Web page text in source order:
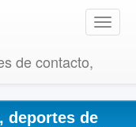
T
o
e
de contacto,
deportes de